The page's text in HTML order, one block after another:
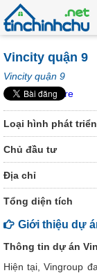
Vincity quận 9
Vincity quận 9
Share
Loại hình phát triển
Chủ đầu tư
Địa chỉ
Tổng diện tích
Giới thiệu dự
Thông tin dự án
Hiện tại, Vingroup